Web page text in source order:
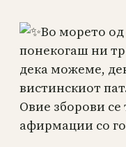
Во морето
понекогаш ни
дека можеме,
вистинскиот
Овие зборови
афирмации со